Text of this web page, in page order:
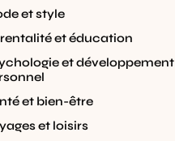
et style
et éducation
et développement
et bien-être
et loisirs